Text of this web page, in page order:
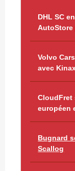
DHL SC
AutoStore
Volvo
avec
CloudFret
européen
Bugnard
Scallog